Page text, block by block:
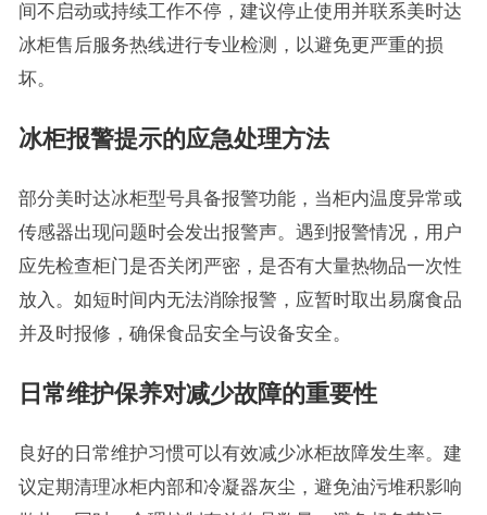
间不启动或持续工作不停，建议停止使用并联系美时达
冰柜售后服务热线进行专业检测，以避免更严重的损
坏。
冰柜报警提示的应急处理方法
部分美时达冰柜型号具备报警功能，当柜内温度异常或
传感器出现问题时会发出报警声。遇到报警情况，用户
应先检查柜门是否关闭严密，是否有大量热物品一次性
放入。如短时间内无法消除报警，应暂时取出易腐食品
并及时报修，确保食品安全与设备安全。
日常维护保养对减少故障的重要性
良好的日常维护习惯可以有效减少冰柜故障发生率。建
议定期清理冰柜内部和冷凝器灰尘，避免油污堆积影响